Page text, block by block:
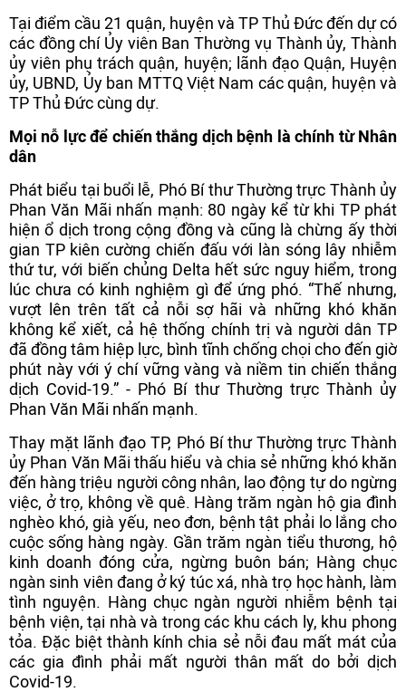
Tại điểm cầu 21 quận, huyện và TP Thủ Đức đến dự có
các đồng chí Ủy viên Ban Thường vụ Thành ủy, Thành
ủy viên phụ trách quận, huyện; lãnh đạo Quận, Huyện
ủy, UBND, Ủy ban MTTQ Việt Nam các quận, huyện và
TP Thủ Đức cùng dự.
Mọi nỗ lực để chiến thắng dịch bệnh là chính từ Nhân
dân
Phát biểu tại buổi lễ, Phó Bí thư Thường trực Thành ủy
Phan Văn Mãi nhấn mạnh: 80 ngày kể từ khi TP phát
hiện ổ dịch trong cộng đồng và cũng là chừng ấy thời
gian TP kiên cường chiến đấu với làn sóng lây nhiễm
thứ tư, với biến chủng Delta hết sức nguy hiểm, trong
lúc chưa có kinh nghiệm gì để ứng phó. “Thế nhưng,
vượt lên trên tất cả nỗi sợ hãi và những khó khăn
không kể xiết, cả hệ thống chính trị và người dân TP
đã đồng tâm hiệp lực, bình tĩnh chống chọi cho đến giờ
phút này với ý chí vững vàng và niềm tin chiến thắng
dịch Covid-19.” - Phó Bí thư Thường trực Thành ủy
Phan Văn Mãi nhấn mạnh.
Thay mặt lãnh đạo TP, Phó Bí thư Thường trực Thành
ủy Phan Văn Mãi thấu hiểu và chia sẻ những khó khăn
đến hàng triệu người công nhân, lao động tự do ngừng
việc, ở trọ, không về quê. Hàng trăm ngàn hộ gia đình
nghèo khó, già yếu, neo đơn, bệnh tật phải lo lắng cho
cuộc sống hàng ngày. Gần trăm ngàn tiểu thương, hộ
kinh doanh đóng cửa, ngừng buôn bán; Hàng chục
ngàn sinh viên đang ở ký túc xá, nhà trọ học hành, làm
tình nguyện. Hàng chục ngàn người nhiễm bệnh tại
bệnh viện, tại nhà và trong các khu cách ly, khu phong
tỏa. Đặc biệt thành kính chia sẻ nỗi đau mất mát của
các gia đình phải mất người thân mất do bởi dịch
Covid-19.